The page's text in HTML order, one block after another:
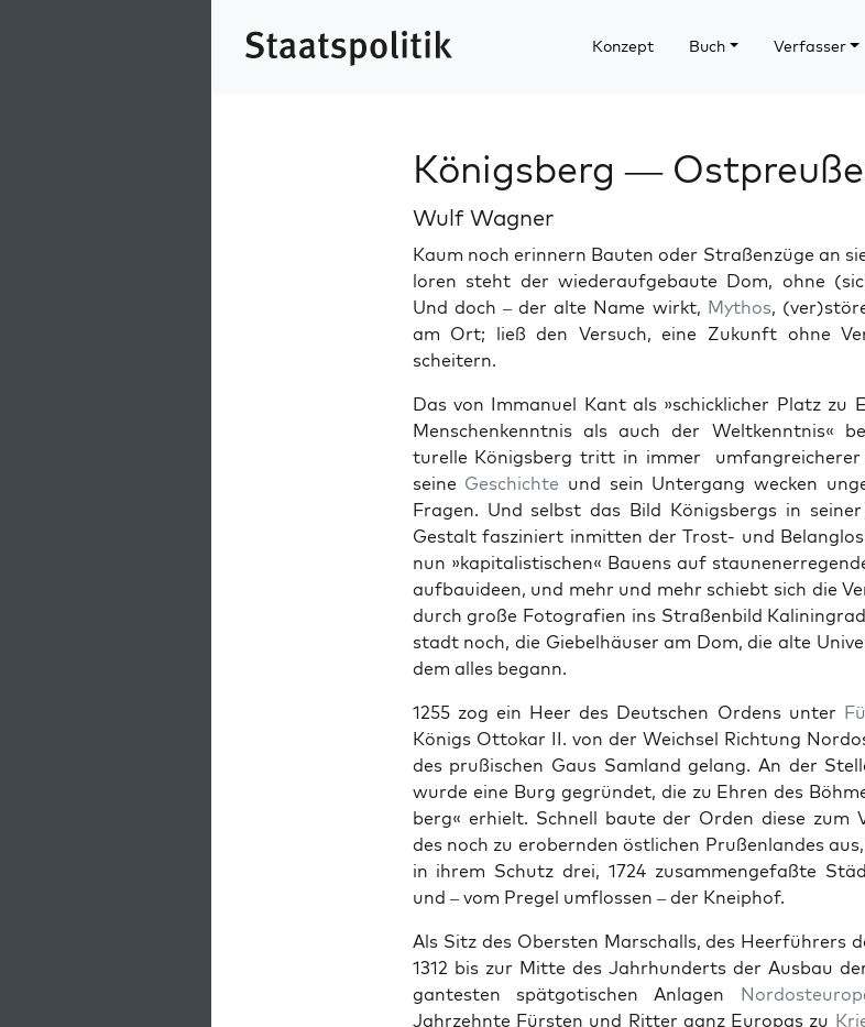
Konzept Buch Verfasser
Königsberg —
Wulf Wagner
Kaum noch erin­nern Baut­en oder Straßen­züge an
loren ste­ht der wieder­aufge­baute Dom, ohne
Und doch – der alte Name wirkt, Mythos,
am Ort; ließ den Ver­such, eine Zukun­ft ohne
scheit­ern.
Das von Immanuel Kant als »schick­lich­er Platz zu
Men­schenken­nt­nis als auch der Weltken­nt­nis«
turelle Königs­berg tritt in immer umfan­gre­icher­er
seine Geschichte und sein Unter­gang weck­en
Fra­gen. Und selb­st das Bild Königs­bergs in
Gestalt fasziniert inmit­ten der Trost- und
nun »kap­i­tal­is­tis­chen« Bauens auf
auf­bauideen, und mehr und mehr schiebt sich die
durch große Fotografien ins Straßen­bild
stadt noch, die Giebel­häuser am Dom, die alte
dem alles begann.
1255 zog ein Heer des Deutschen Ordens unter
Königs Ottokar II. von der Weich­sel Rich­tung
des prußis­chen Gaus Sam­land gelang. An der
wurde eine Burg gegrün­det, die zu Ehren des
berg« erhielt. Schnell baute der Orden diese zum
des noch zu erobern­den östlichen Prußen­lan­des
in ihrem Schutz drei, 1724 zusam­menge­faßte
und – vom Pregel umflossen – der Kneiphof.
Als Sitz des Ober­sten Marschalls, des Heer­führers
1312 bis zur Mitte des Jahrhun­derts der Aus­bau
gan­testen spät­go­tis­chen Anla­gen
Jahrzehnte Fürsten und Rit­ter ganz Europas zu